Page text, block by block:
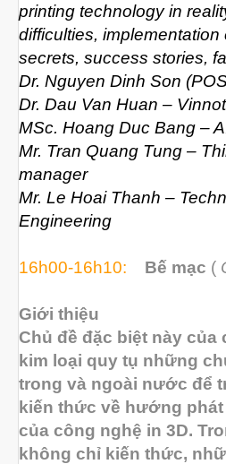
printing technology in
difficulties,
secrets, success
Dr. Nguyen Dinh Son
Dr. Dau Van Huan –
MSc. Hoang Duc Bang –
Mr. Tran Quang Tung –
manager
Mr. Le Hoai Thanh –
Engineering
16h00-16h10: Bế mạc (
Giới thiệu
Chủ đề đặc biệt này của
kim loại quy tụ những
trong và ngoài nước để
kiến thức về hướng
của công nghệ in 3D.
không chỉ kiến thức,